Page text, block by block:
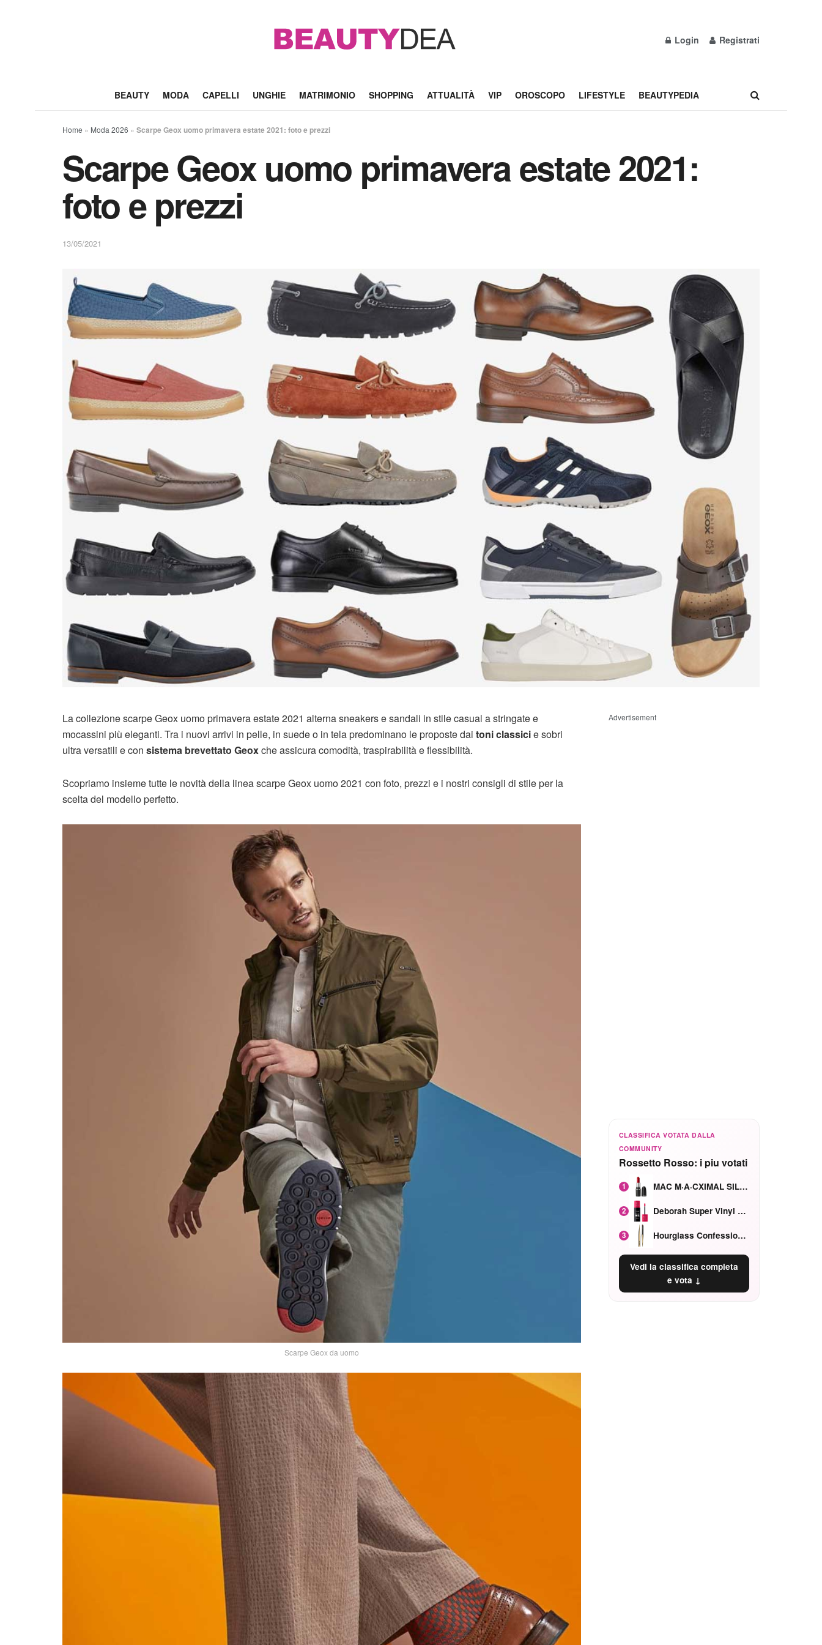
Login Registrati
BEAUTY MODA CAPELLI UNGHIE MATRIMONIO SHOPPING ATTUALITÀ VIP OROSCOPO LIFESTYLE BEAUTYPEDIA
Home » Moda 2026 » Scarpe Geox uomo primavera estate 2021: foto e prezzi
Scarpe Geox uomo primavera estate 2021:
foto e prezzi
13/05/2021
La collezione scarpe Geox uomo primavera estate 2021 alterna sneakers e sandali in stile casual a stringate e
mocassini più eleganti. Tra i nuovi arrivi in pelle, in suede o in tela predominano le proposte dai toni classicie sobri
ultra versatili e con sistema brevettato Geoxche assicura comodità, traspirabilità e flessibilità.
Scopriamo insieme tutte le novità della linea scarpe Geox uomo 2021 con foto, prezzi e i nostri consigli di stile per la
scelta del modello perfetto.
Scarpe Geox da uomo
Advertisement
CLASSIFICA VOTATA DALLA
COMMUNITY
Rossetto Rosso: i piu votati
1 MAC M·A·CXIMAL SILKY MATTE Red Rock mat
2 Deborah Super Vinyl Shake Rosa Ciliegia
3 Hourglass Confession Ricaricabile Ultra Preciso Ad Alta Intensità Secretly Classic Red
Vedi la classifica completa
e vota ↓